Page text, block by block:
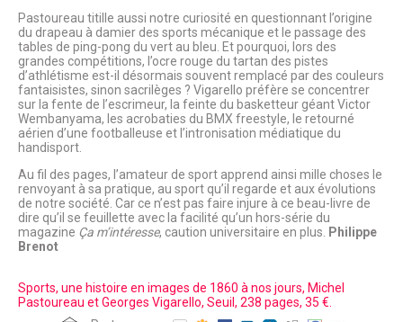
Pastoureau titille aussi notre curiosité en questionnant l’origine
du drapeau à damier des sports mécanique et le passage des
tables de ping-pong du vert au bleu. Et pourquoi, lors des
grandes compétitions, l’ocre rouge du tartan des pistes
d’athlétisme est-il désormais souvent remplacé par des couleurs
fantaisistes, sinon sacrilèges ? Vigarello préfère se concentrer
sur la fente de l’escrimeur, la feinte du basketteur géant Victor
Wembanyama, les acrobaties du BMX freestyle, le retourné
aérien d’une footballeuse et l’intronisation médiatique du
handisport.
Au fil des pages, l’amateur de sport apprend ainsi mille choses le
renvoyant à sa pratique, au sport qu’il regarde et aux évolutions
de notre société. Car ce n’est pas faire injure à ce beau-livre de
dire qu’il se feuillette avec la facilité qu’un hors-série du
magazine Ça m’intéresse, caution universitaire en plus. Philippe
Brenot
Sports, une histoire en images de 1860 à nos jours, Michel
Pastoureau et Georges Vigarello, Seuil, 238 pages, 35 €.